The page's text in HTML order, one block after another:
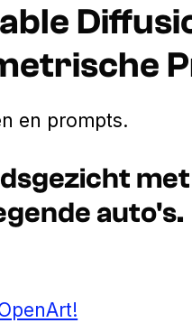
en prompts.
auto's.